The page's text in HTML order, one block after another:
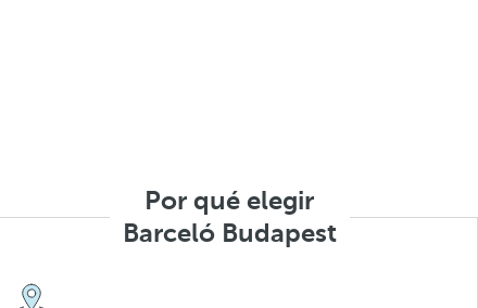
Por qué elegir
Barceló Budapest